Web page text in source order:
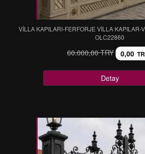
VİLLA KAPILARI-FERFORJE VİLLA KAPILAR-
OLC22860
60.000,00 TRY 0,00
Detay